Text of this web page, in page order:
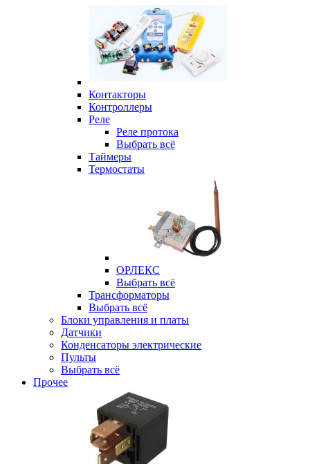
Контакторы
Контроллеры
Реле
Реле протока
Выбрать всё
Таймеры
Термостаты
ОРЛЕКС
Выбрать всё
Трансформаторы
Выбрать всё
Блоки управления и платы
Датчики
Конденсаторы электрические
Пульты
Выбрать всё
Прочее